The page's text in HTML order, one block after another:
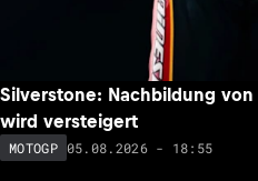
Silverstone: Nachbildung
wird versteigert
MOTOGP 05.08.2026 - 18:55